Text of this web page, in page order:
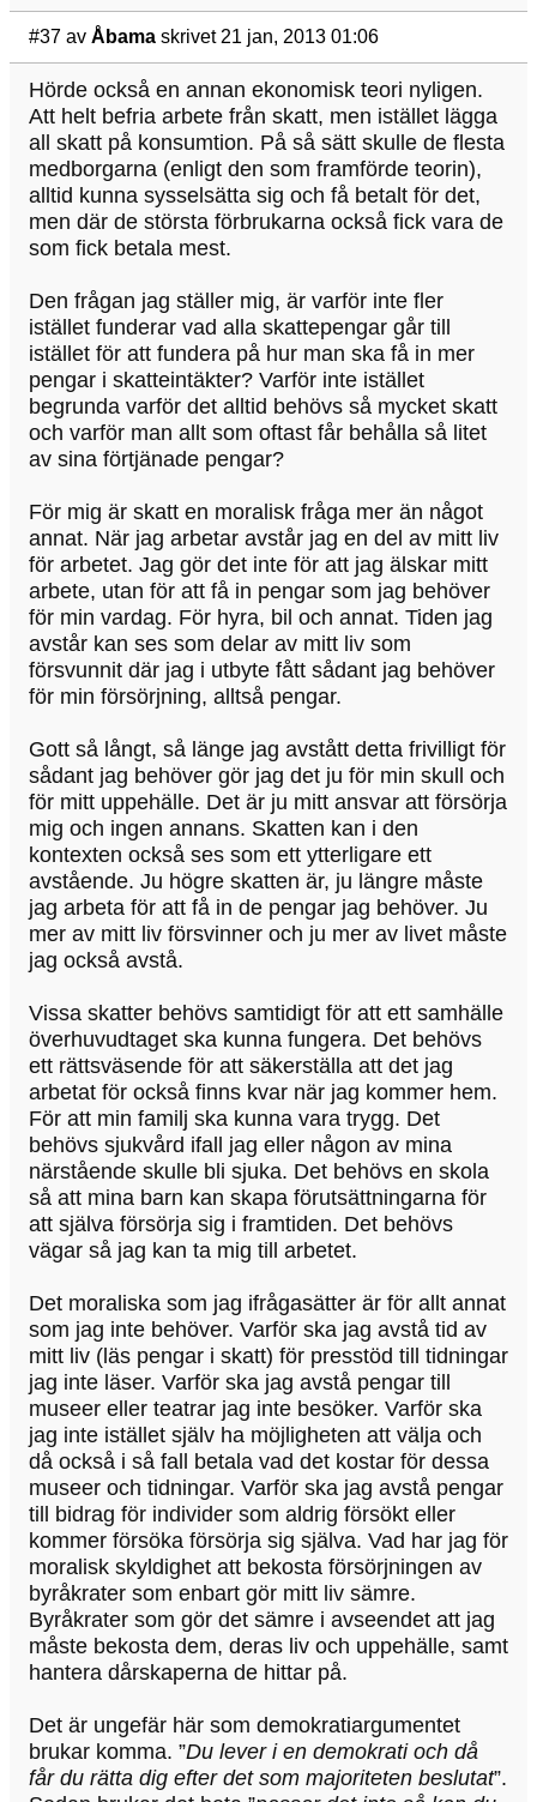
#37 av Åbama skrivet 21 jan, 2013 01:06
Hörde också en annan ekonomisk teori nyligen.
Att helt befria arbete från skatt, men istället lägga
all skatt på konsumtion. På så sätt skulle de flesta
medborgarna (enligt den som framförde teorin),
alltid kunna sysselsätta sig och få betalt för det,
men där de största förbrukarna också fick vara de
som fick betala mest.
Den frågan jag ställer mig, är varför inte fler
istället funderar vad alla skattepengar går till
istället för att fundera på hur man ska få in mer
pengar i skatteintäkter? Varför inte istället
begrunda varför det alltid behövs så mycket skatt
och varför man allt som oftast får behålla så litet
av sina förtjänade pengar?
För mig är skatt en moralisk fråga mer än något
annat. När jag arbetar avstår jag en del av mitt liv
för arbetet. Jag gör det inte för att jag älskar mitt
arbete, utan för att få in pengar som jag behöver
för min vardag. För hyra, bil och annat. Tiden jag
avstår kan ses som delar av mitt liv som
försvunnit där jag i utbyte fått sådant jag behöver
för min försörjning, alltså pengar.
Gott så långt, så länge jag avstått detta frivilligt för
sådant jag behöver gör jag det ju för min skull och
för mitt uppehälle. Det är ju mitt ansvar att försörja
mig och ingen annans. Skatten kan i den
kontexten också ses som ett ytterligare ett
avstående. Ju högre skatten är, ju längre måste
jag arbeta för att få in de pengar jag behöver. Ju
mer av mitt liv försvinner och ju mer av livet måste
jag också avstå.
Vissa skatter behövs samtidigt för att ett samhälle
överhuvudtaget ska kunna fungera. Det behövs
ett rättsväsende för att säkerställa att det jag
arbetat för också finns kvar när jag kommer hem.
För att min familj ska kunna vara trygg. Det
behövs sjukvård ifall jag eller någon av mina
närstående skulle bli sjuka. Det behövs en skola
så att mina barn kan skapa förutsättningarna för
att själva försörja sig i framtiden. Det behövs
vägar så jag kan ta mig till arbetet.
Det moraliska som jag ifrågasätter är för allt annat
som jag inte behöver. Varför ska jag avstå tid av
mitt liv (läs pengar i skatt) för presstöd till tidningar
jag inte läser. Varför ska jag avstå pengar till
museer eller teatrar jag inte besöker. Varför ska
jag inte istället själv ha möjligheten att välja och
då också i så fall betala vad det kostar för dessa
museer och tidningar. Varför ska jag avstå pengar
till bidrag för individer som aldrig försökt eller
kommer försöka försörja sig själva. Vad har jag för
moralisk skyldighet att bekosta försörjningen av
byråkrater som enbart gör mitt liv sämre.
Byråkrater som gör det sämre i avseendet att jag
måste bekosta dem, deras liv och uppehälle, samt
hantera dårskaperna de hittar på.
Det är ungefär här som demokratiargumentet
brukar komma. ”Du lever i en demokrati och då
får du rätta dig efter det som majoriteten beslutat”.